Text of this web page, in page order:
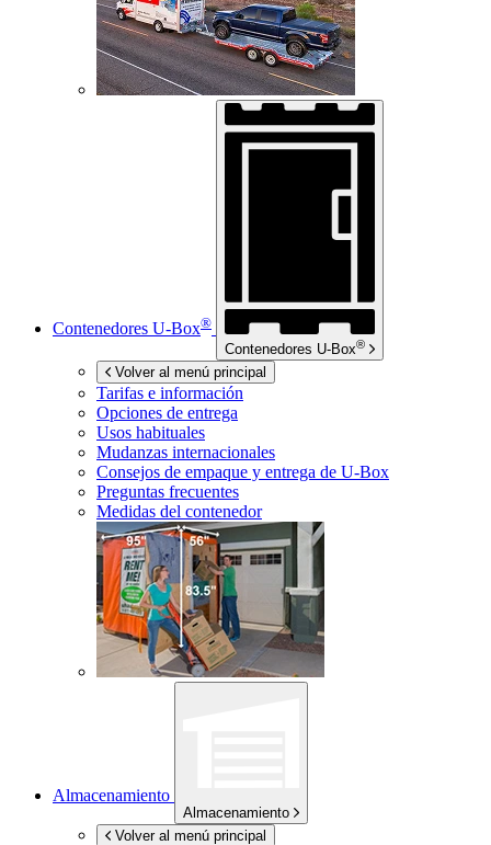
Contenedores U-Box®
Contenedores U-Box®
Volver al menú principal
Tarifas e información
Opciones de entrega
Usos habituales
Mudanzas internacionales
Consejos de empaque y entrega de U-Box
Preguntas frecuentes
Medidas del contenedor
Almacenamiento
Almacenamiento
Volver al menú principal